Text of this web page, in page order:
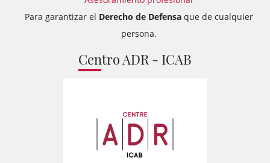
Para garantizar el Derecho de Defensaque de cualquier
persona.
Centro ADR - ICAB